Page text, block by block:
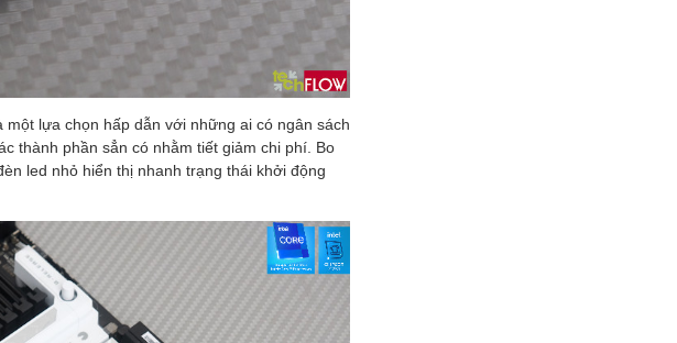
lựa chọn hấp dẫn với những ai có ngân sách
thành phần sẳn có nhằm tiết giảm chi phí. Bo
led nhỏ hiển thị nhanh trạng thái khởi động